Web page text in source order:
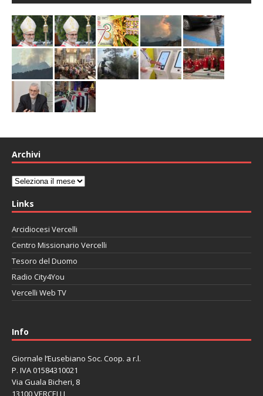
Archivi
Archivi
Links
Arcidiocesi Vercelli
Centro Missionario Vercelli
Tesoro del Duomo
Radio City4You
Vercelli Web TV
Info
Giornale l’Eusebiano Soc. Coop. a r.l.
P. IVA 01584310021
Via Guala Bicheri, 8
13100 VERCELLI